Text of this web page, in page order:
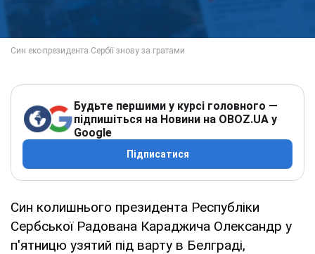
Будьте першими у курсі головного —
підпишіться на Новини на OBOZ.UA у
Google
Підписатися
Син колишнього президента Республіки
Сербської Радована Караджича Олександр у
п'ятницю узятий під варту в Белграді,